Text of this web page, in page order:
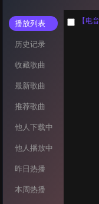
播放列表
历史记录
收藏歌曲
最新歌曲
推荐歌曲
他人下载中
他人播放中
昨日热播
本周热播
【电